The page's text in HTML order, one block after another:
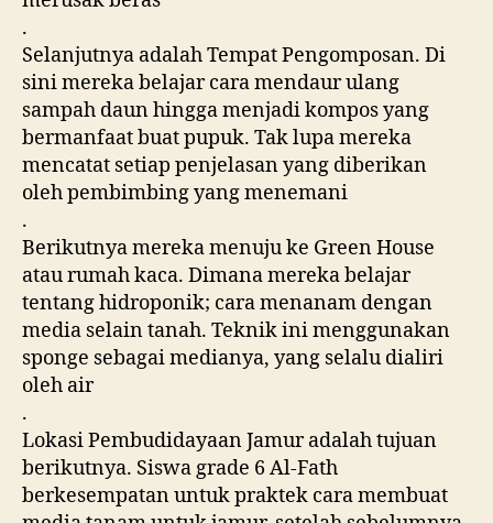
.
Selanjutnya adalah Tempat Pengomposan. Di
sini mereka belajar cara mendaur ulang
sampah daun hingga menjadi kompos yang
bermanfaat buat pupuk. Tak lupa mereka
mencatat setiap penjelasan yang diberikan
oleh pembimbing yang menemani
.
Berikutnya mereka menuju ke Green House
atau rumah kaca. Dimana mereka belajar
tentang hidroponik; cara menanam dengan
media selain tanah. Teknik ini menggunakan
sponge sebagai medianya, yang selalu dialiri
oleh air
.
Lokasi Pembudidayaan Jamur adalah tujuan
berikutnya. Siswa grade 6 Al-Fath
berkesempatan untuk praktek cara membuat